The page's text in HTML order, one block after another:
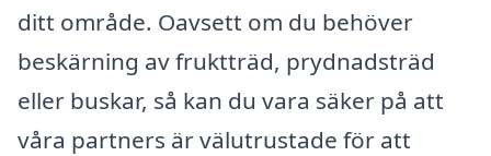
ditt område. Oavsett om du behöver
beskärning av fruktträd, prydnadsträd
eller buskar, så kan du vara säker på att
våra partners är välutrustade för att